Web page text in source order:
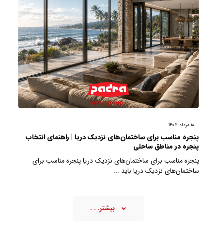
۱۸ مرداد ۱۴۰۵
پنجره مناسب برای ساختمان‌های نزدیک دریا | راهنمای انتخاب
پنجره در مناطق ساحلی
پنجره مناسب برای ساختمان‌های نزدیک دریا پنجره مناسب برای
ساختمان‌های نزدیک دریا باید ...
بیشتر. . .